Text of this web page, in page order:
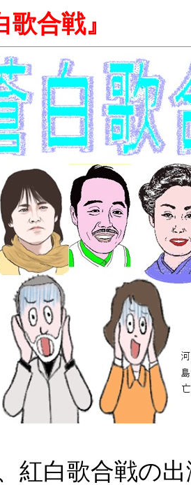
合戦』
紅白歌合戦の